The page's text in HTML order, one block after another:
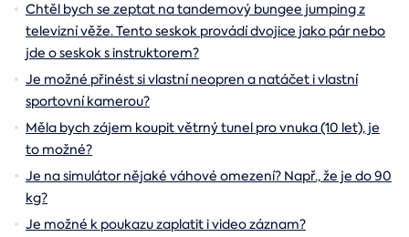
Chtěl bych se zeptat na tandemový bungee jumping z
televizní věže. Tento seskok provádí dvojice jako pár nebo
jde o seskok s instruktorem?
Je možné přinést si vlastní neopren a natáčet i vlastní
sportovní kamerou?
Měla bych zájem koupit větrný tunel pro vnuka (10 let), je
to možné?
Je na simulátor nějaké váhové omezení? Např., že je do 90
kg?
Je možné k poukazu zaplatit i video záznam?